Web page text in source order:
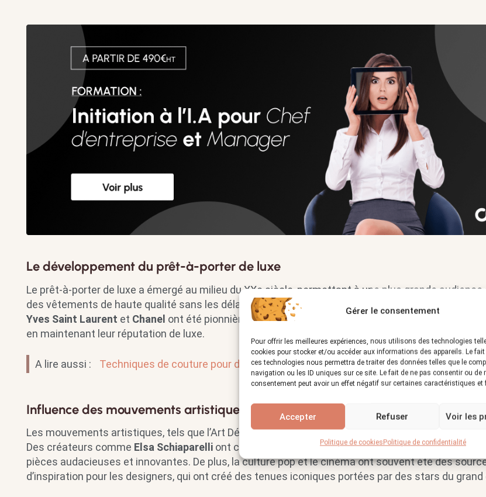
Gérer le consentement
Pour offrir les meilleures expériences, nous utilisons des technologies
cookies pour stocker et/ou accéder aux informations des appareils. Le
ces technologies nous permettra de traiter des données telles que le
navigation ou les ID uniques sur ce site. Le fait de ne pas consentir ou de
consentement peut avoir un effet négatif sur certaines caractéristiques et
Accepter Refuser Voir les
Politique de cookiesPolitique de confidentialité
Le développement du prêt-à-porter de luxe
Le prêt-à-porter de luxe a émergé au milieu du XXe siècle, permettant à une plus grande audience
des vêtements de haute qualité sans les délais et les coûts de la confection sur mesure. Des
Yves Saint Laurent et Chanel ont été pionnières dans ce domaine, offrant des collections de
en maintenant leur réputation de luxe.
A lire aussi : Techniques de couture pour débutants et conseils
Influence des mouvements artistiques et culturels
Les mouvements artistiques, tels que l’Art Déco et le Surréalisme, ont profondément influencé la
Des créateurs comme Elsa Schiaparelli ont collaboré avec des artistes tels que Salvador Dalí pour
pièces audacieuses et innovantes. De plus, la culture pop et le cinéma ont souvent été des
d’inspiration pour les designers, qui ont créé des tenues iconiques portées par des stars du grand